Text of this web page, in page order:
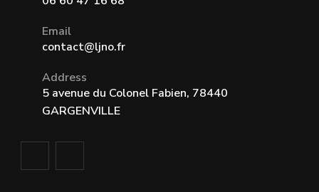
Email
contact@ljno.fr
Address
5 avenue du Colonel Fabien, 78440
GARGENVILLE